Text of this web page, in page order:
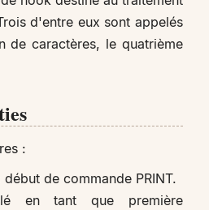
d'entre eux sont appelés
de caractères, le quatrième
:
début de commande PRINT.
en tant que première